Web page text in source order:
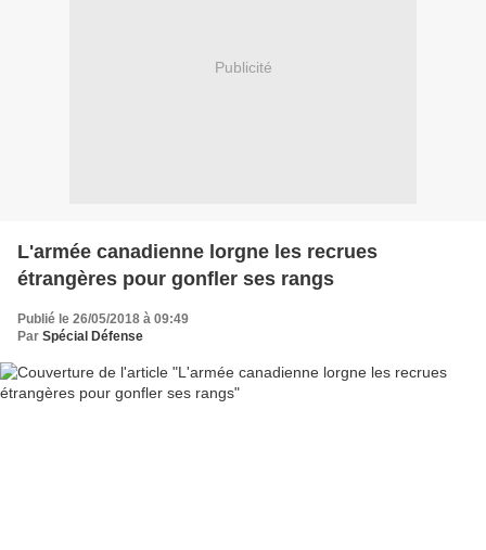
Publicité
L'armée canadienne lorgne les recrues
étrangères pour gonfler ses rangs
Publié le 26/05/2018 à 09:49
Par Spécial Défense